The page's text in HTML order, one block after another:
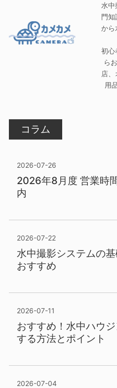
水中
門知
から
初心
ら
店
用
コラム
2026-07-26
2026年8月度 営業時
内
2026-07-22
水中撮影システムの
おすすめ
2026-07-11
おすすめ！水中ハウ
する方法とポイント
2026-07-04